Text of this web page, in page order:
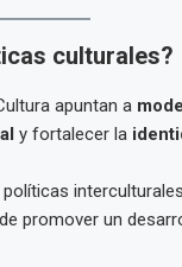
culturales?
apuntan a
y fortalecer la
promover un